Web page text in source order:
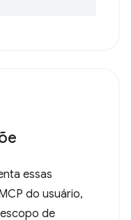
essas
do usuário,
de